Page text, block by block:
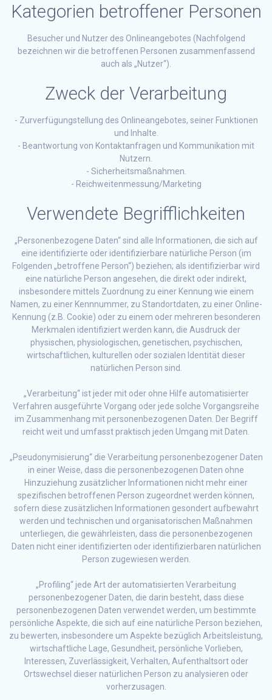
Kategorien betroffener Personen
Besucher und Nutzer des Onlineangebotes (Nachfolgend
bezeichnen wir die betroffenen Personen zusammenfassend
auch als „Nutzer“).
Zweck der Verarbeitung
- Zurverfügungstellung des Onlineangebotes, seiner Funktionen
und Inhalte.
- Beantwortung von Kontaktanfragen und Kommunikation mit
Nutzern.
- Sicherheitsmaßnahmen.
- Reichweitenmessung/Marketing
Verwendete Begrifflichkeiten
„Personenbezogene Daten“ sind alle Informationen, die sich auf
eine identifizierte oder identifizierbare natürliche Person (im
Folgenden „betroffene Person“) beziehen; als identifizierbar wird
eine natürliche Person angesehen, die direkt oder indirekt,
insbesondere mittels Zuordnung zu einer Kennung wie einem
Namen, zu einer Kennnummer, zu Standortdaten, zu einer Online-
Kennung (z.B. Cookie) oder zu einem oder mehreren besonderen
Merkmalen identifiziert werden kann, die Ausdruck der
physischen, physiologischen, genetischen, psychischen,
wirtschaftlichen, kulturellen oder sozialen Identität dieser
natürlichen Person sind.
„Verarbeitung“ ist jeder mit oder ohne Hilfe automatisierter
Verfahren ausgeführte Vorgang oder jede solche Vorgangsreihe
im Zusammenhang mit personenbezogenen Daten. Der Begriff
reicht weit und umfasst praktisch jeden Umgang mit Daten.
„Pseudonymisierung“ die Verarbeitung personenbezogener Daten
in einer Weise, dass die personenbezogenen Daten ohne
Hinzuziehung zusätzlicher Informationen nicht mehr einer
spezifischen betroffenen Person zugeordnet werden können,
sofern diese zusätzlichen Informationen gesondert aufbewahrt
werden und technischen und organisatorischen Maßnahmen
unterliegen, die gewährleisten, dass die personenbezogenen
Daten nicht einer identifizierten oder identifizierbaren natürlichen
Person zugewiesen werden.
„Profiling“ jede Art der automatisierten Verarbeitung
personenbezogener Daten, die darin besteht, dass diese
personenbezogenen Daten verwendet werden, um bestimmte
persönliche Aspekte, die sich auf eine natürliche Person beziehen,
zu bewerten, insbesondere um Aspekte bezüglich Arbeitsleistung,
wirtschaftliche Lage, Gesundheit, persönliche Vorlieben,
Interessen, Zuverlässigkeit, Verhalten, Aufenthaltsort oder
Ortswechsel dieser natürlichen Person zu analysieren oder
vorherzusagen.